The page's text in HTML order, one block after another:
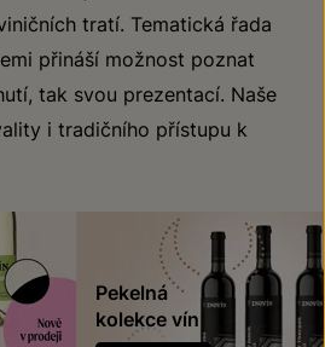
tratí. Tematická řada
přináší možnost poznat
tak svou prezentací. Naše
i tradičního přístupu k
Pekelná
kolekce vín